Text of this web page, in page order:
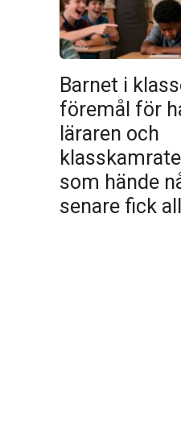
Barnet i
föremål för
läraren och
som hände
senare fick